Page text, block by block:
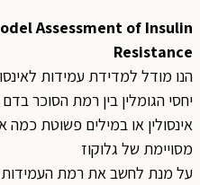
Assessment of
מודל למדידת עמידות
הגומלין בין רמת הסוכר בדם
או במילים פשוטת כמה
של גלוקוז
מנת לחשב את רמת העמידות